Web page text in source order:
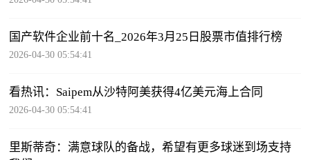
国产软件企业前十名_2026年3月25日股票市值排行榜
2026-04-30 05:54:41
看热讯：Saipem从沙特阿美获得4亿美元海上合同
2026-04-30 05:54:41
里斯蒂奇：满意球队的备战，希望有更多球迷到场支持